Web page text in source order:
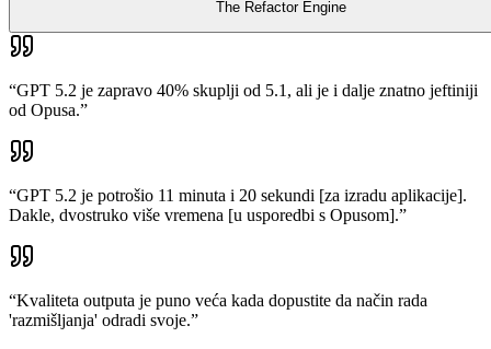
The Refactor Engine
“GPT 5.2 je zapravo 40% skuplji od 5.1, ali je i dalje znatno jeftiniji
od Opusa.”
“GPT 5.2 je potrošio 11 minuta i 20 sekundi [za izradu aplikacije].
Dakle, dvostruko više vremena [u usporedbi s Opusom].”
“Kvaliteta outputa je puno veća kada dopustite da način rada
'razmišljanja' odradi svoje.”